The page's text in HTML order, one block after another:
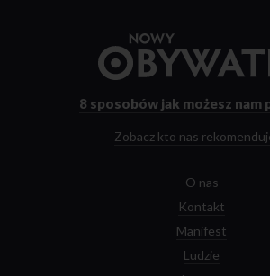
8 sposobów jak możesz nam
Zobacz kto nas
O nas
Kontakt
Manifest
Ludzie